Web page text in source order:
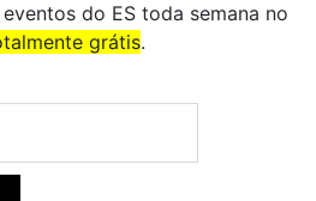
do ES toda semana no
grátis.